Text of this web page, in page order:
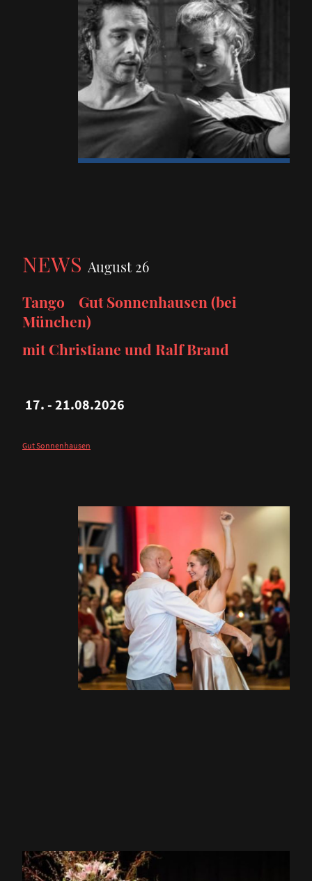
NEWS August 26
Tango Gut Sonnenhausen (bei
München)
mit Christiane und Ralf Brand
17. - 21.08.2026
Gut Sonnenhausen